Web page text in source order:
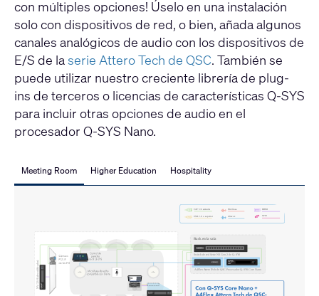
con múltiples opciones! Úselo en una instalación
solo con dispositivos de red, o bien, añada algunos
canales analógicos de audio con los dispositivos de
E/S de laserie Attero Tech de QSC. También se
puede utilizar nuestro creciente librería de plug-
ins de terceros o licencias de características Q-SYS
para incluir otras opciones de audio en el
procesador Q-SYS Nano.
Meeting Room Higher Education Hospitality